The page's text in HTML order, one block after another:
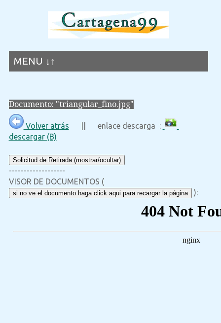
MENU ↓↑
Documento: "triangular_fino.jpg"
Volver atrás || enlace descarga :
descargar (B)
Solicitud de Retirada (mostrar/ocultar)
-------------------
VISOR DE DOCUMENTOS (
si no ve el documento haga click aqui para recargar la página ):